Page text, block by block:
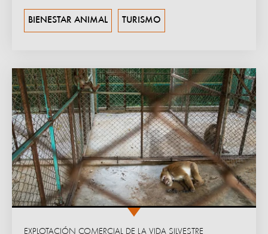
BIENESTAR ANIMAL TURISMO
EXPLOTACIÓN COMERCIAL DE LA VIDA SILVESTRE